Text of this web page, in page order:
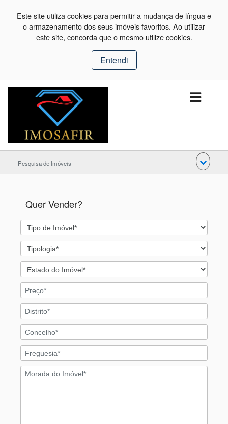
Este site utiliza cookies para permitir a mudança de língua e
o armazenamento dos seus imóveis favoritos. Ao utilizar
este site, concorda que o mesmo utilize cookies.
Entendi
Pesquisa de Imóveis
Quer Vender?